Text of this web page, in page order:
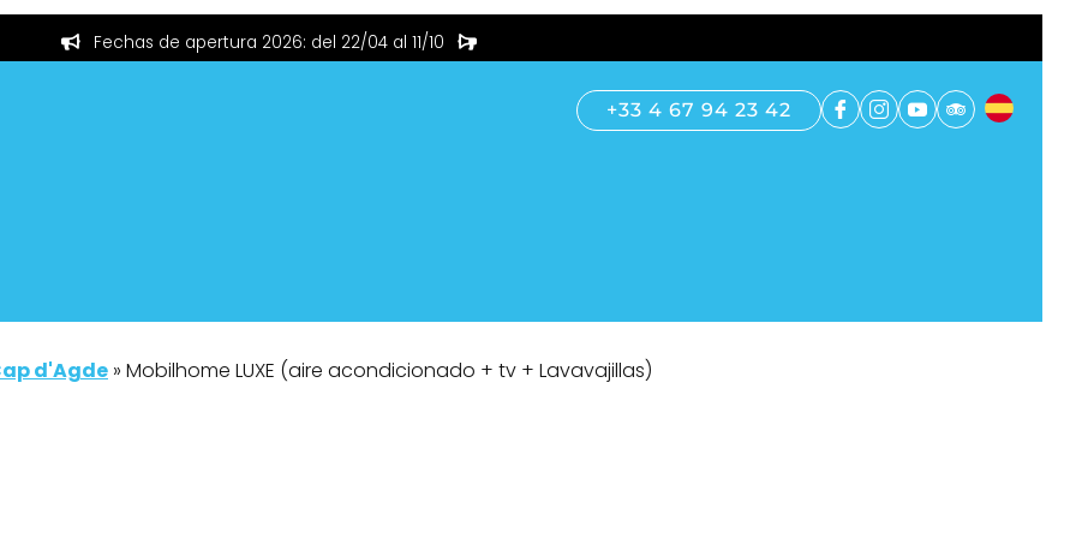
Fechas de apertura 2026: del 22/04 al 11/10
+33 4 67 94 23 42
d'Agde » Mobilhome LUXE (aire acondicionado + tv + Lavavajillas)